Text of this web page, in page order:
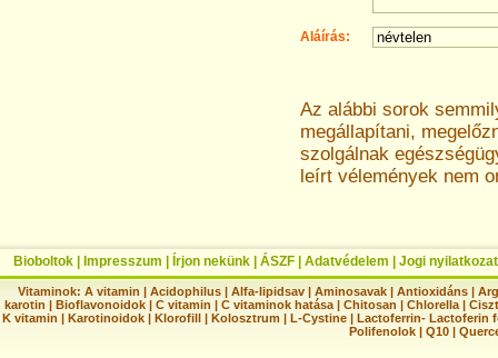
Aláírás:
Az alábbi sorok
megállapítani,
szolgálnak
leírt vélemények nem
Bioboltok Impresszum Írjon nekünk ÁSZF Adatvédelem Jogi nyilatkozat
Vitaminok: A vitamin |Acidophilus |Alfa-lipidsav |Aminosavak |Antioxidáns |
karotin | Bioflavonoidok | C vitamin | C vitaminok hatása | Chitosan | Chlorella |
K vitamin | Karotinoidok | Klorofill | Kolosztrum | L-Cystine | Lactoferrin- Lactoferin
Polifenolok |Q10 |